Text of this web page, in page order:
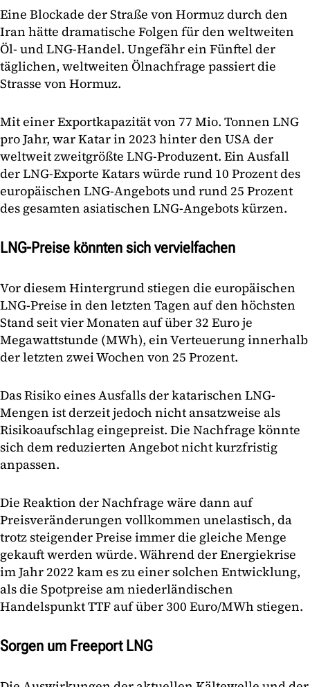
Eine Blockade der Straße von Hormuz durch den
Iran hätte dramatische Folgen für den weltweiten
Öl- und LNG-Handel. Ungefähr ein Fünftel der
täglichen, weltweiten Ölnachfrage passiert die
Strasse von Hormuz.
Mit einer Exportkapazität von 77 Mio. Tonnen LNG
pro Jahr, war Katar in 2023 hinter den USA der
weltweit zweitgrößte LNG-Produzent. Ein Ausfall
der LNG-Exporte Katars würde rund 10 Prozent des
europäischen LNG-Angebots und rund 25 Prozent
des gesamten asiatischen LNG-Angebots kürzen.
LNG-Preise könnten sich vervielfachen
Vor diesem Hintergrund stiegen die europäischen
LNG-Preise in den letzten Tagen auf den höchsten
Stand seit vier Monaten auf über 32 Euro je
Megawattstunde (MWh), ein Verteuerung innerhalb
der letzten zwei Wochen von 25 Prozent.
Das Risiko eines Ausfalls der katarischen LNG-
Mengen ist derzeit jedoch nicht ansatzweise als
Risikoaufschlag eingepreist. Die Nachfrage könnte
sich dem reduzierten Angebot nicht kurzfristig
anpassen.
Die Reaktion der Nachfrage wäre dann auf
Preisveränderungen vollkommen unelastisch, da
trotz steigender Preise immer die gleiche Menge
gekauft werden würde. Während der Energiekrise
im Jahr 2022 kam es zu einer solchen Entwicklung,
als die Spotpreise am niederländischen
Handelspunkt TTF auf über 300 Euro/MWh stiegen.
Sorgen um Freeport LNG